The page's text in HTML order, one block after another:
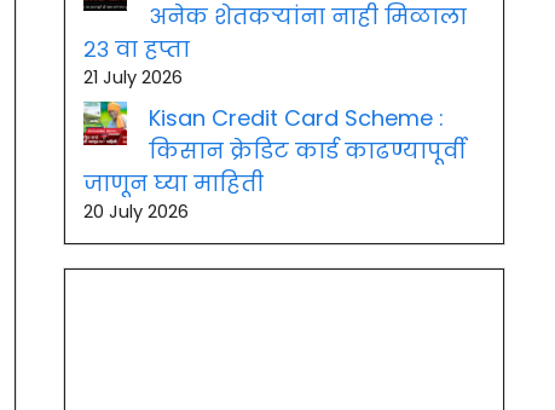
अनेक शेतकऱ्यांना नाही मिळाला
२३ वा हप्ता
21 July 2026
Kisan Credit Card Scheme :
किसान क्रेडिट कार्ड काढण्यापूर्वी
जाणून घ्या माहिती
20 July 2026